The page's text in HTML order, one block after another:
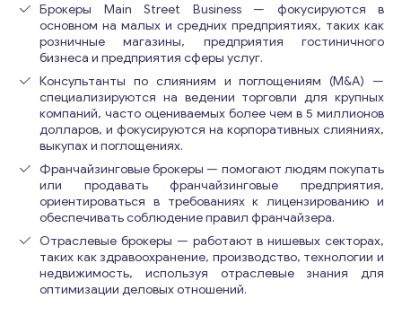
Брокеры Main Street Business — фокусируются в
основном на малых и средних предприятиях, таких как
розничные магазины, предприятия гостиничного
бизнеса и предприятия сферы услуг.
Консультанты по слияниям и поглощениям (M&A) —
специализируются на ведении торговли для крупных
компаний, часто оцениваемых более чем в 5 миллионов
долларов, и фокусируются на корпоративных слияниях,
выкупах и поглощениях.
Франчайзинговые брокеры — помогают людям покупать
или продавать франчайзинговые предприятия,
ориентироваться в требованиях к лицензированию и
обеспечивать соблюдение правил франчайзера.
Отраслевые брокеры — работают в нишевых секторах,
таких как здравоохранение, производство, технологии и
недвижимость, используя отраслевые знания для
оптимизации деловых отношений.